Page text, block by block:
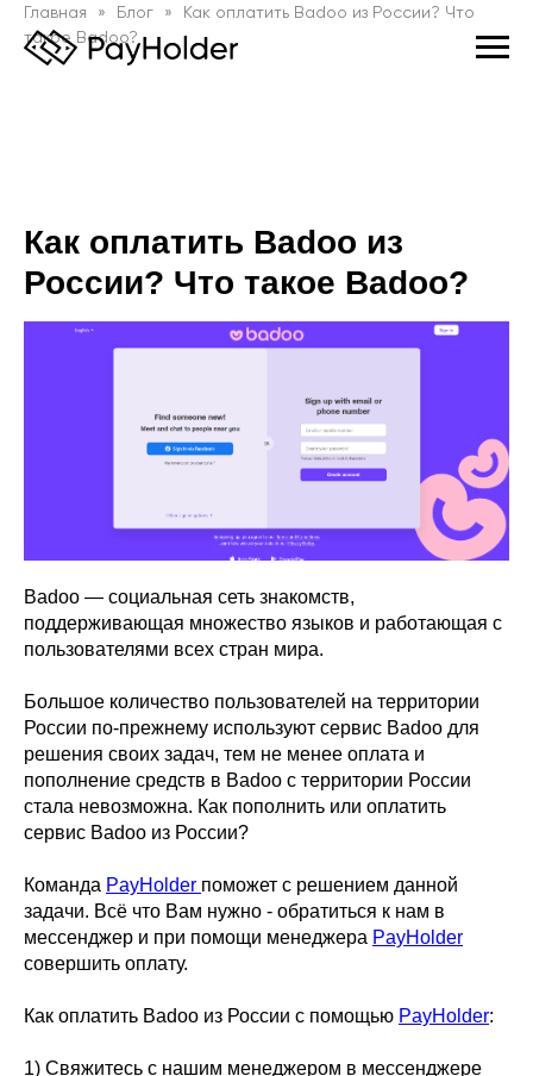
Главная Блог
Как оплатить Badoo из России? Что
такое Badoo?
Как оплатить Badoo из
России? Что такое Badoo?
Badoo — социальная сеть знакомств,
поддерживающая множество языков и работающая с
пользователями всех стран мира.
Большое количество пользователей на территории
России по-прежнему используют сервис Badoo для
решения своих задач, тем не менее оплата и
пополнение средств в Badoo с территории России
стала невозможна. Как пополнить или оплатить
сервис Badoo из России?
Команда PayHolder поможет с решением данной
задачи. Всё что Вам нужно - обратиться к нам в
мессенджер и при помощи менеджера PayHolder
совершить оплату.
Как оплатить Badoo из России с помощью PayHolder:
1) Свяжитесь с нашим менеджером в мессенджере